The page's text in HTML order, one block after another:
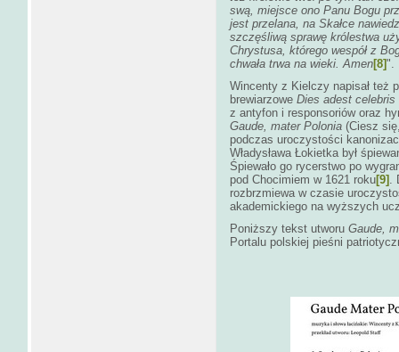
swą, miejsce ono Panu Bogu
jest przelana, na Skałce
szczęśliwą sprawę królestwa
Chrystusa, którego wespół z
chwała trwa na wieki. Amen[8]".
Wincenty z Kielczy napisał też
brewiarzowe Dies adest celebris
z antyfon i responsoriów oraz
Gaude, mater Polonia (Ciesz
podczas uroczystości
Władysława Łokietka był
Śpiewało go rycerstwo po
pod Chocimiem w 1621 roku[9] .
rozbrzmiewa w czasie
akademickiego na wyższych
Poniższy tekst utworu Gaude,
Portalu polskiej pieśni